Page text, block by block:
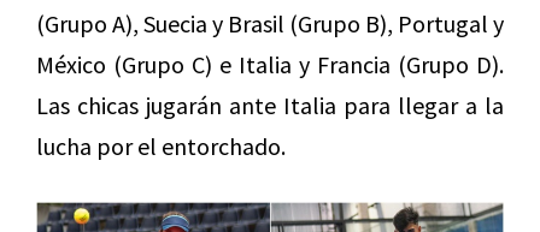
(Grupo A), Suecia y Brasil (Grupo B), Portugal y
México (Grupo C) e Italia y Francia (Grupo D).
Las chicas jugarán ante Italia para llegar a la
lucha por el entorchado.